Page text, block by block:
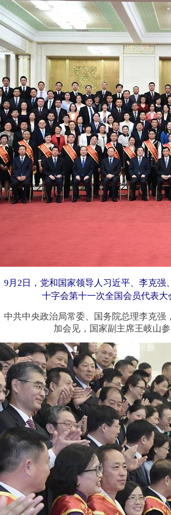
日，党和国家领导人习近平、李克强
十字会第十一次全国会员代表
中央政治局常委、国务院总理李克强
加会见，国家副主席王岐山